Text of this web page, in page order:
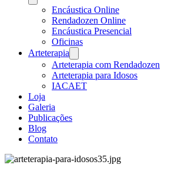
Encáustica Online
Rendadozen Online
Encáustica Presencial
Oficinas
Arteterapia
Arteterapia com Rendadozen
Arteterapia para Idosos
IACAET
Loja
Galeria
Publicações
Blog
Contato